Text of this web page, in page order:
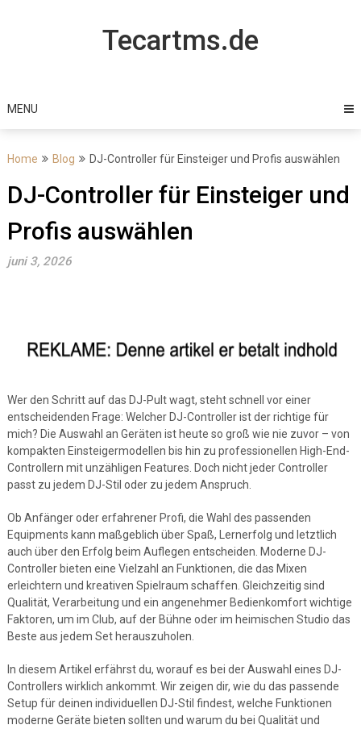
Tecartms.de
MENU
Home Blog DJ-Controller für Einsteiger und Profis auswählen
DJ-Controller für Einsteiger und
Profis auswählen
juni 3, 2026
Wer den Schritt auf das DJ-Pult wagt, steht schnell vor einer
entscheidenden Frage: Welcher DJ-Controller ist der richtige für
mich? Die Auswahl an Geräten ist heute so groß wie nie zuvor – von
kompakten Einsteigermodellen bis hin zu professionellen High-End-
Controllern mit unzähligen Features. Doch nicht jeder Controller
passt zu jedem DJ-Stil oder zu jedem Anspruch.
Ob Anfänger oder erfahrener Profi, die Wahl des passenden
Equipments kann maßgeblich über Spaß, Lernerfolg und letztlich
auch über den Erfolg beim Auflegen entscheiden. Moderne DJ-
Controller bieten eine Vielzahl an Funktionen, die das Mixen
erleichtern und kreativen Spielraum schaffen. Gleichzeitig sind
Qualität, Verarbeitung und ein angenehmer Bedienkomfort wichtige
Faktoren, um im Club, auf der Bühne oder im heimischen Studio das
Beste aus jedem Set herauszuholen.
In diesem Artikel erfährst du, worauf es bei der Auswahl eines DJ-
Controllers wirklich ankommt. Wir zeigen dir, wie du das passende
Setup für deinen individuellen DJ-Stil findest, welche Funktionen
moderne Geräte bieten sollten und warum du bei Qualität und